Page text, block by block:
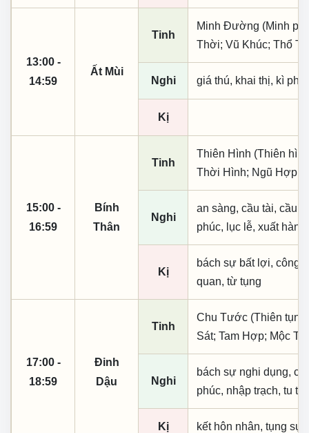
13:00 -
14:59
Ất Mùi
Tinh
Minh Đường (Minh
Thời; Vũ Khúc; Thổ
Nghi giá thú, khai thị, kì
Kị
15:00 -
16:59
Bính
Thân
Tinh
Thiên Hình (Thiên
Thời Hình; Ngũ Hợp;
Nghi
an sàng, cầu tài, cầu
phúc, lục lễ, xuất
Kị
bách sự bất lợi, công
quan, từ tụng
17:00 -
18:59
Đinh
Dậu
Tinh
Chu Tước (Thiên
Sát; Tam Hợp; Mộc
Nghi
bách sự nghi dụng,
phúc, nhập trạch, tu
Kị kết hôn nhân, tụng sự